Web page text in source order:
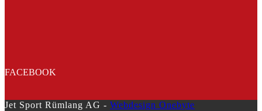
FACEBOOK
Jet Sport Rümlang AG - Webdesign Onebyte